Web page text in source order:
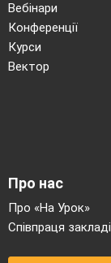
Вебінари
Конференції
Курси
Вектор
Про нас
Про «На Урок»
Співпраця